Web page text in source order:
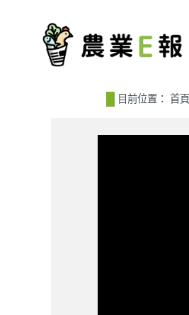
目前位置： 首頁